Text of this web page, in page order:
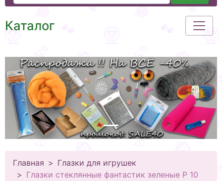
Каталог
Главная
Глазки для игрушек
Глазки стеклянные фантастик зеленые Р 10